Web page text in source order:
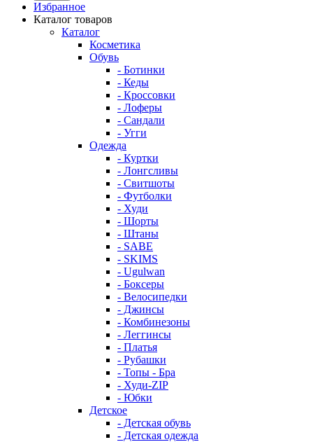
Избранное
Каталог товаров
Каталог
Косметика
Обувь
- Ботинки
- Кеды
- Кроссовки
- Лоферы
- Сандали
- Угги
Одежда
- Куртки
- Лонгсливы
- Свитшоты
- Футболки
- Худи
- Шорты
- Штаны
- SABE
- SKIMS
- Ugulwan
- Боксеры
- Велосипедки
- Джинсы
- Комбинезоны
- Леггинсы
- Платья
- Рубашки
- Топы - Бра
- Худи-ZIP
- Юбки
Детское
- Детская обувь
- Детская одежда